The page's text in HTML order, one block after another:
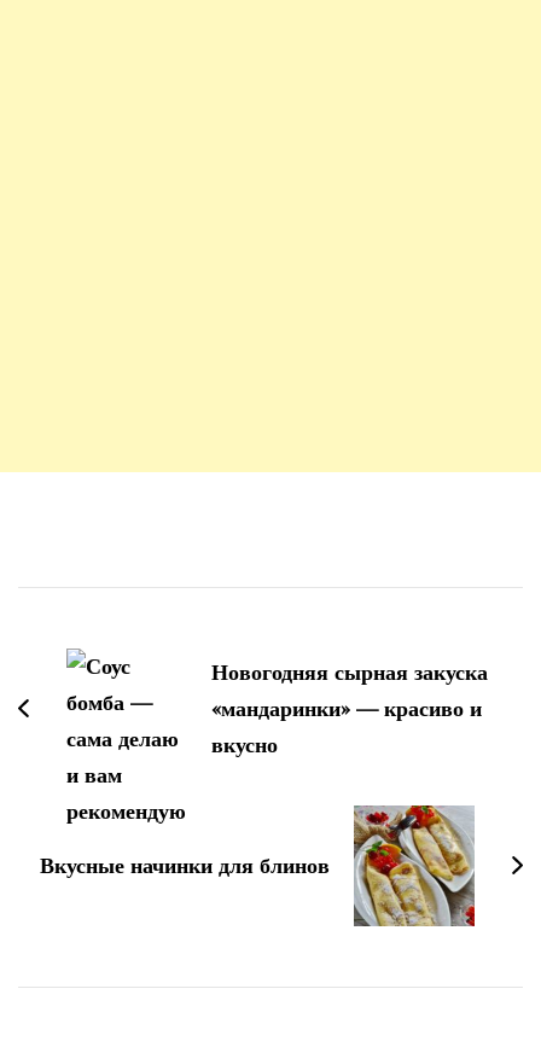
записям
Новогодняя сырная закуска
«мандаринки» — красиво и
вкусно
Вкусные начинки для блинов